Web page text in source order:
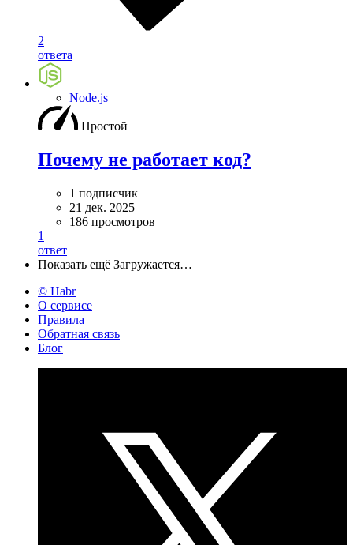
2
ответа
Node.js
Простой
Почему не работает код?
1 подписчик
21 дек. 2025
186 просмотров
1
ответ
Показать ещё Загружается…
© Habr
О сервисе
Правила
Обратная связь
Блог